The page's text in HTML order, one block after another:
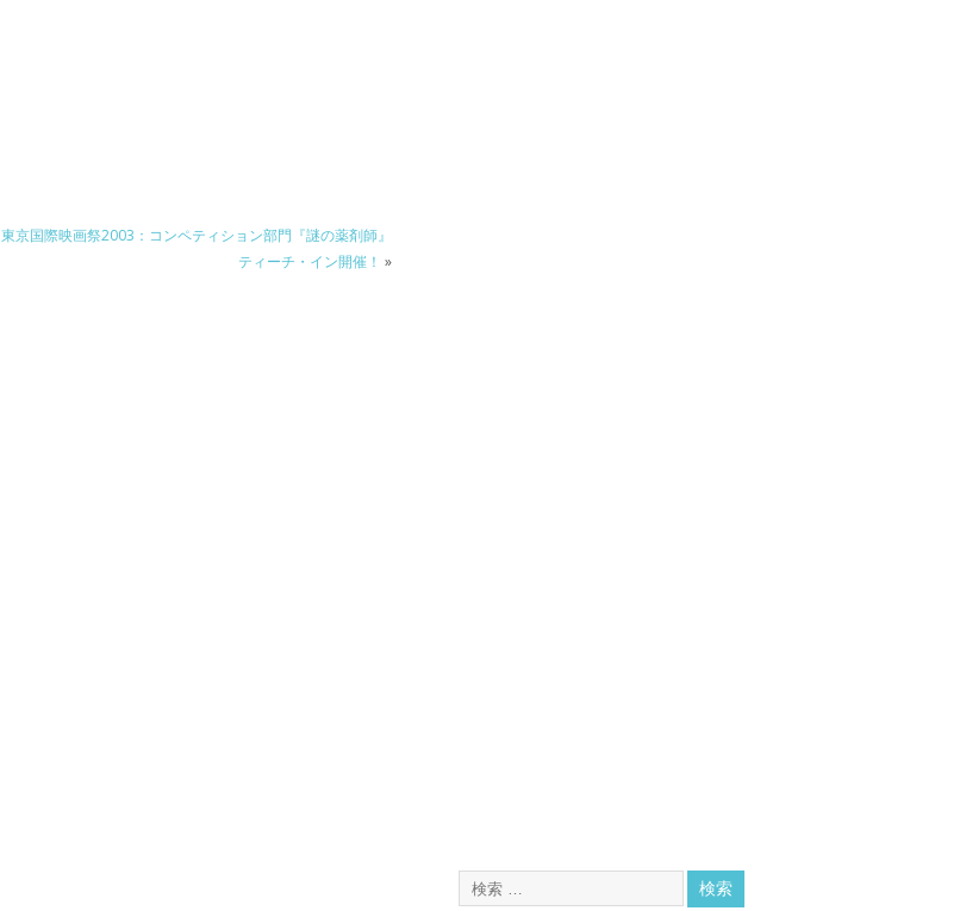
東京国際映画祭2003：コンペティション部門『謎の薬剤師』
ティーチ・イン開催！ »